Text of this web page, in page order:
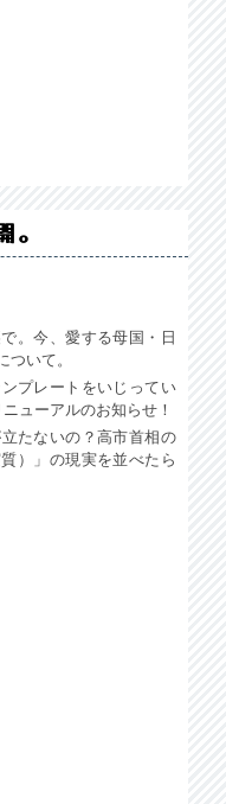
。
。今、愛する母国・日
ついて。
プレートをいじってい
ューアルのお知らせ！
たないの？高市首相の
）」の現実を並べたら